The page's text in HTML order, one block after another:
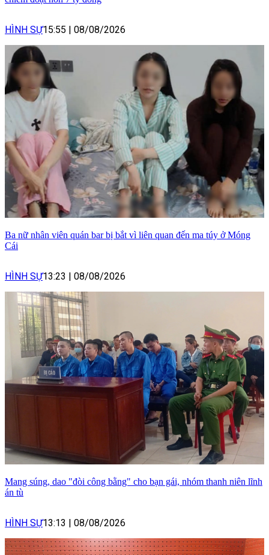
HÌNH SỰ15:55 | 08/08/2026
Ba nữ nhân viên quán bar bị bắt vì liên quan đến ma túy ở Móng
Cái
HÌNH SỰ13:23 | 08/08/2026
Mang súng, dao "đòi công bằng" cho bạn gái, nhóm thanh niên lĩnh
án tù
HÌNH SỰ13:13 | 08/08/2026